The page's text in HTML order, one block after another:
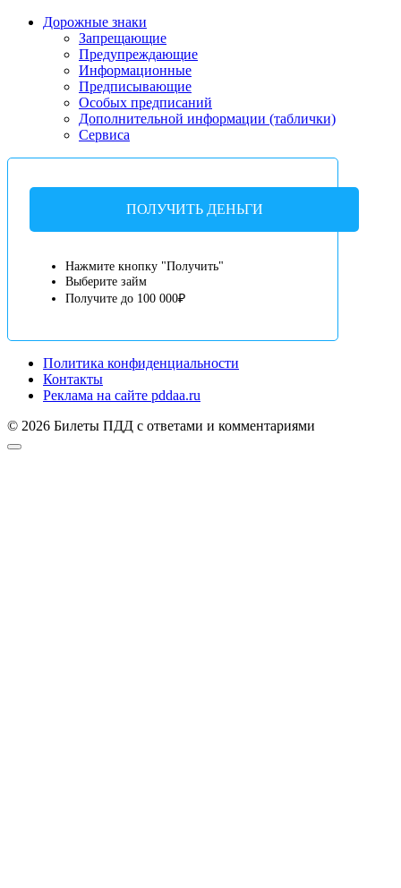
Дорожные знаки
Запрещающие
Предупреждающие
Информационные
Предписывающие
Особых предписаний
Дополнительной информации (таблички)
Сервиса
ПОЛУЧИТЬ ДЕНЬГИ
Нажмите кнопку "Получить"
Выберите займ
Получите до 100 000₽
Политика конфиденциальности
Контакты
Реклама на сайте pddaa.ru
© 2026 Билеты ПДД с ответами и комментариями